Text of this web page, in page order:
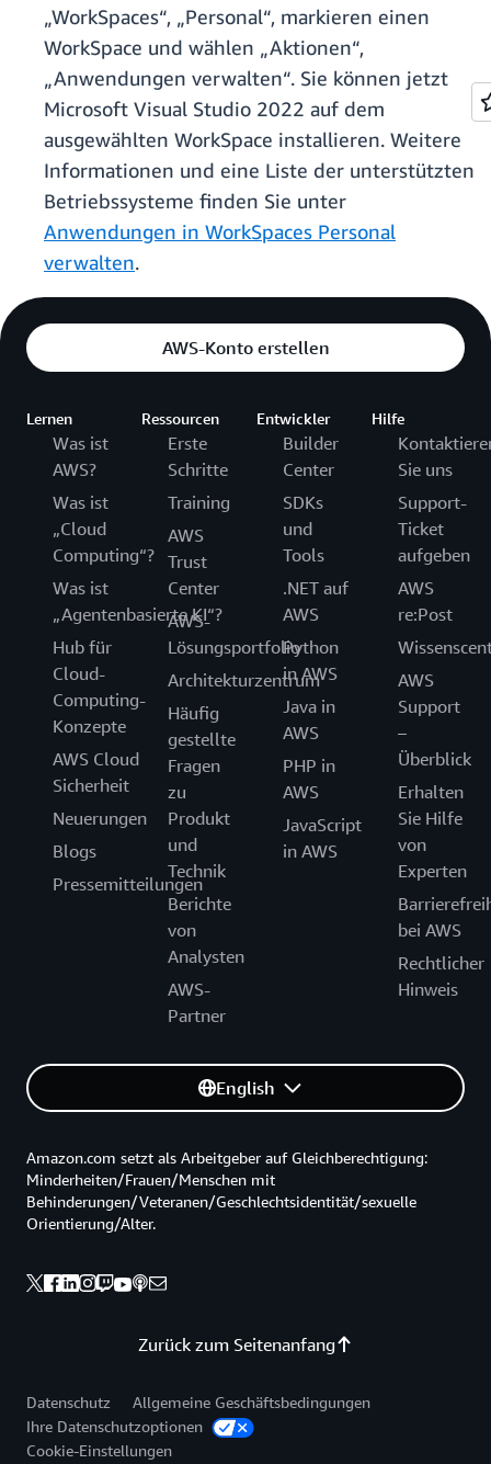
„WorkSpaces“, „Personal“, markieren einen
WorkSpace und wählen „Aktionen“,
„Anwendungen verwalten“. Sie können jetzt
Microsoft Visual Studio 2022 auf dem
ausgewählten WorkSpace installieren. Weitere
Informationen und eine Liste der unterstützten
Betriebssysteme finden Sie unter
Anwendungen in WorkSpaces Personal
verwalten.
AWS-Konto erstellen
Lernen
Was ist
AWS?
Was ist
„Cloud
Computing“?
Was ist
„Agentenbasierte KI“?
Hub für
Cloud-
Computing-
Konzepte
AWS Cloud
Sicherheit
Neuerungen
Blogs
Pressemitteilungen
Ressourcen
Erste
Schritte
Training
AWS
Trust
Center
AWS-
Lösungsportfolio
Architekturzentrum
Häufig
gestellte
Fragen
zu
Produkt
und
Technik
Berichte
von
Analysten
AWS-
Partner
Entwickler
Builder
Center
SDKs
und
Tools
.NET auf
AWS
Python
in AWS
Java in
AWS
PHP in
AWS
JavaScript
in AWS
Hilfe
Sie uns
Support-
Ticket
aufgeben
AWS
re:Post
AWS
Support
–
Überblick
Erhalten
Sie Hilfe
von
Experten
bei AWS
Rechtlicher
Hinweis
English
Zurück zum Seitenanfang
Amazon.com setzt als Arbeitgeber auf Gleichberechtigung:
Minderheiten/Frauen/Menschen mit
Behinderungen/Veteranen/Geschlechtsidentität/sexuelle
Orientierung/Alter.
Datenschutz
Allgemeine Geschäftsbedingungen
Ihre Datenschutzoptionen
Cookie-Einstellungen